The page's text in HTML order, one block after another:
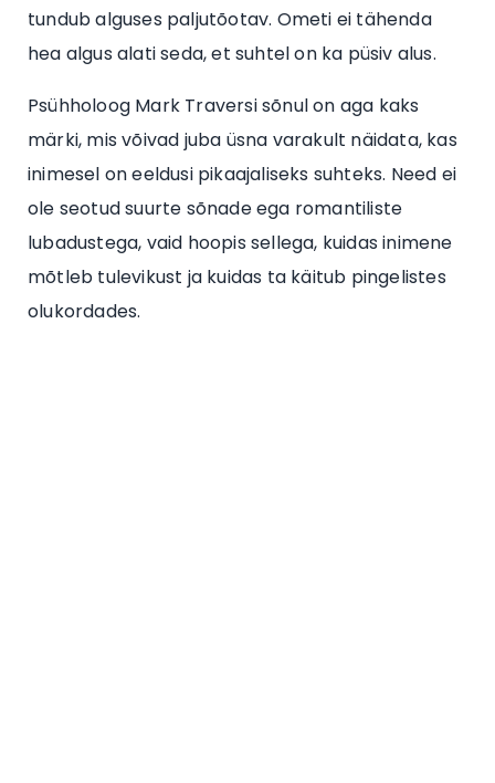
tundub alguses paljutõotav. Ometi ei tähenda
hea algus alati seda, et suhtel on ka püsiv alus.
Psühholoog Mark Traversi sõnul on aga kaks
märki, mis võivad juba üsna varakult näidata, kas
inimesel on eeldusi pikaajaliseks suhteks. Need ei
ole seotud suurte sõnade ega romantiliste
lubadustega, vaid hoopis sellega, kuidas inimene
mõtleb tulevikust ja kuidas ta käitub pingelistes
olukordades.